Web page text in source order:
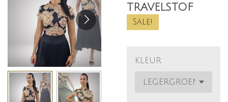
TRAVELSTOF
Sale!
KLEUR